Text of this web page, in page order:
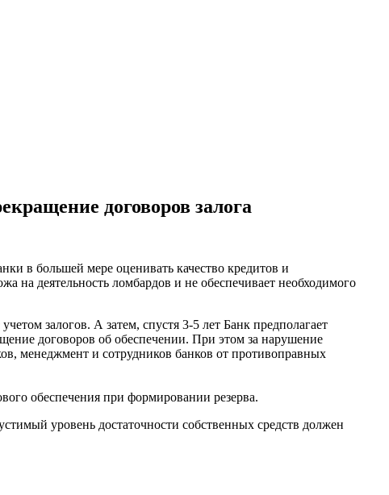
договоров залога
в большей мере оценивать качество кредитов и
на деятельность ломбардов и не обеспечивает необходимого
залогов. А затем, спустя 3-5 лет Банк предполагает
договоров об обеспечении. При этом за нарушение
менеджмент и сотрудников банков от противоправных
обеспечения при формировании резерва.
уровень достаточности собственных средств должен